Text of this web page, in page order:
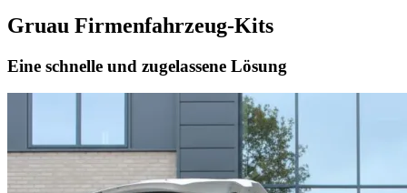
Gruau Firmenfahrzeug-Kits
Eine schnelle und zugelassene Lösung